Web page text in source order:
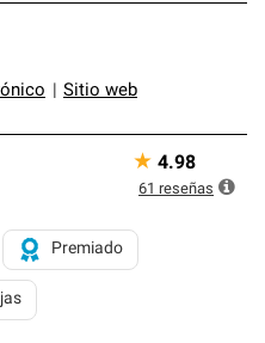
Sitio web
Premiado
★ 4.98
61 reseñas